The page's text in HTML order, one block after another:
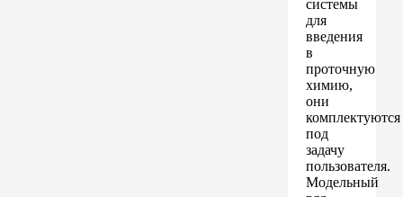
системы
для
введения
в
проточную
химию,
они
комплектуются
под
задачу
пользователя.
Модельный